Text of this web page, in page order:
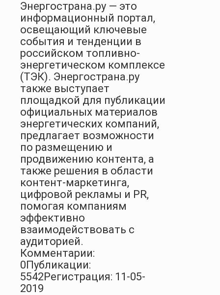
Энергострана.ру — это
информационный портал,
освещающий ключевые
события и тенденции в
российском топливно-
энергетическом комплексе
(ТЭК). Энергострана.ру
также выступает
площадкой для публикации
официальных материалов
энергетических компаний,
предлагает возможности
по размещению и
продвижению контента, а
также решения в области
контент-маркетинга,
цифровой рекламы и PR,
помогая компаниям
эффективно
взаимодействовать с
аудиторией.
Комментарии:
0Публикации:
5542Регистрация: 11-05-
2019